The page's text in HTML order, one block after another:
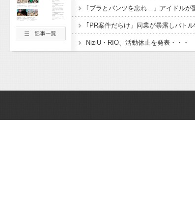
｢PR案件だらけ」同業が暴露しバトル
NiziU・RIO、活動休止を発表・・・